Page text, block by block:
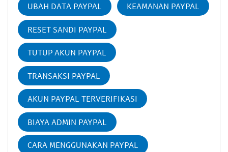
UBAH DATA PAYPAL KEAMANAN PAYPAL
RESET SANDI PAYPAL
TUTUP AKUN PAYPAL
TRANSAKSI PAYPAL
AKUN PAYPAL TERVERIFIKASI
BIAYA ADMIN PAYPAL
CARA MENGGUNAKAN PAYPAL